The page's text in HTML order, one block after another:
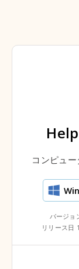
コンピュ
バージョ
リリース日